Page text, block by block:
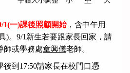
1(一)課後照顧開始，含中午用
)。9/1新生若要跟家長回家，請
師或學務處章興儀老師。
後到17:50請家長在校門口憑